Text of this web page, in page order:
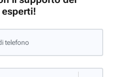
telefono